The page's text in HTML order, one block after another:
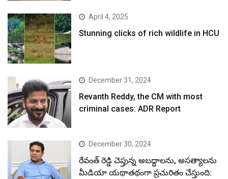
April 4, 2025
Stunning clicks of rich wildlife in HCU
December 31, 2024
Revanth Reddy, the CM with most
criminal cases: ADR Report
December 30, 2024
రేవంత్ రెడ్డి చెప్తున్న అబద్ధాలను, అసత్యాలను
మీడియా యథాతథంగా ప్రచురితం చేస్తుంది: